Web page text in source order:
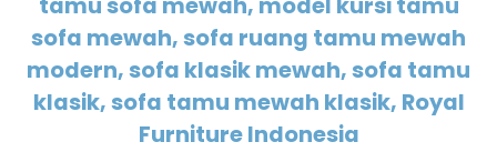
sofa mewah, sofa ruang tamu mewah
modern, sofa klasik mewah, sofa tamu
klasik, sofa tamu mewah klasik, Royal
Furniture Indonesia